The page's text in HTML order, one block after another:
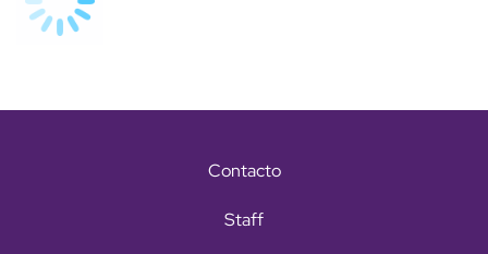
Contacto
Staff